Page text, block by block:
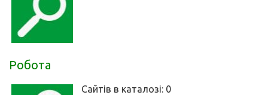
Робота
Сайтів в каталозі: 0